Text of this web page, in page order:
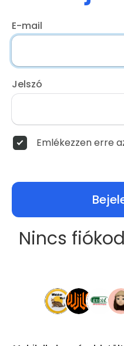
E-mail
Jelszó
Emlékezzen erre
Nincs